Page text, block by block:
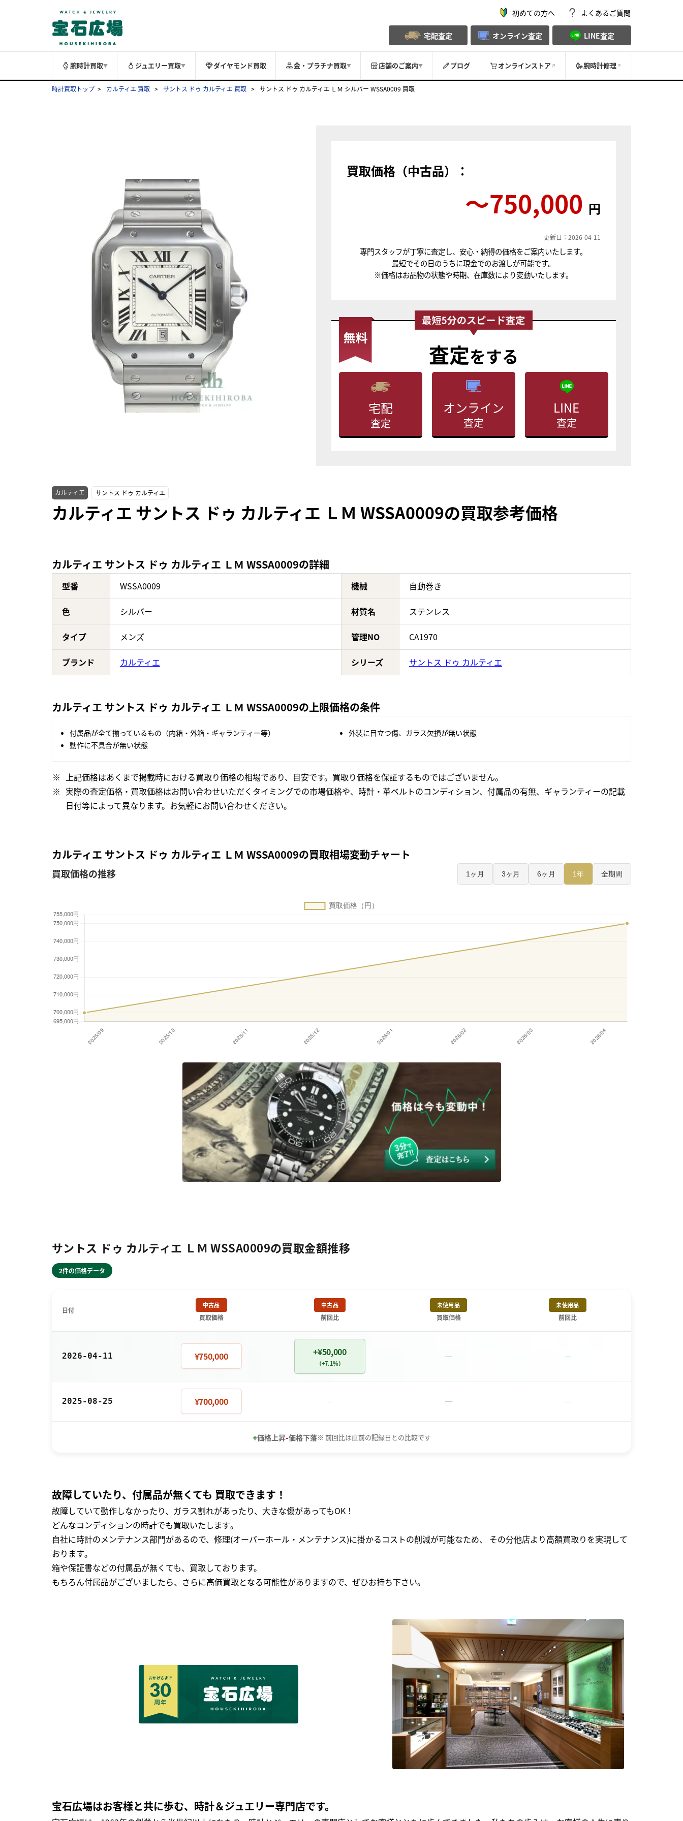
初めての方へ よくあるご質問
宅配査定 オンライン査定 LINE査定
腕時計買取▼ ジュエリー買取▼ ダイヤモンド買取 金・プラチナ買取▼ 店舗のご案内▼ ブログ オンラインストア 腕時計修理
時計買取トップ カルティエ 買取 サントス ドゥ カルティエ 買取 サントス ドゥ カルティエ ＬＭ シルバー WSSA0009 買取
買取価格（中古品）：
〜750,000 円
更新日：2026-04-11
専門スタッフが丁寧に査定し、安心・納得の価格をご案内いたします。
最短でその日のうちに現金でのお渡しが可能です。
※価格はお品物の状態や時期、在庫数により変動いたします。
査定をする
宅配
査定
オンライン
査定
LINE
査定
カルティエ サントス ドゥ カルティエ
カルティエ サントス ドゥ カルティエ ＬＭ WSSA0009の買取参考価格
カルティエ サントス ドゥ カルティエ ＬＭ WSSA0009の詳細
型番 WSSA0009 機械 自動巻き
色 シルバー 材質名 ステンレス
タイプ メンズ 管理NO CA1970
ブランド カルティエ シリーズ サントス ドゥ カルティエ
カルティエ サントス ドゥ カルティエ ＬＭ WSSA0009の上限価格の条件
付属品が全て揃っているもの（内箱・外箱・ギャランティー等）
外装に目立つ傷、ガラス欠損が無い状態
動作に不具合が無い状態
上記価格はあくまで掲載時における買取り価格の相場であり、目安です。買取り価格を保証するものではございません。
実際の査定価格・買取価格はお問い合わせいただくタイミングでの市場価格や、時計・革ベルトのコンディション、付属品の有無、ギャランティーの記載
日付等によって異なります。お気軽にお問い合わせください。
カルティエ サントス ドゥ カルティエ ＬＭ WSSA0009の買取相場変動チャート
買取価格の推移 1ヶ月 3ヶ月 6ヶ月 1年 全期間
サントス ドゥ カルティエ ＬＭ WSSA0009の買取金額推移
2件の価格データ
日付
中古品
買取価格
中古品
前回比
未使用品
買取価格
未使用品
前回比
2026-04-11 ¥750,000 +¥50,000
（+7.1%） － －
2025-08-25 ¥700,000 － － －
+価格上昇-価格下落※ 前回比は直前の記録日との比較です
故障していたり、付属品が無くても 買取できます！
故障していて動作しなかったり、ガラス割れがあったり、大きな傷があってもOK！
どんなコンディションの時計でも買取いたします｡
自社に時計のメンテナンス部門があるので、修理(オーバーホール・メンテナンス)に掛かるコストの削減が可能なため、 その分他店より高額買取りを実現して
おります｡
箱や保証書などの付属品が無くても、買取しております。
もちろん付属品がございましたら、さらに高価買取となる可能性がありますので、ぜひお持ち下さい｡
宝石広場はお客様と共に歩む、時計＆ジュエリー専門店です。